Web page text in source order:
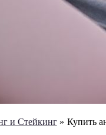
и Стейкинг Купить